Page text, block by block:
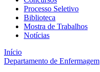
Processo Seletivo
Biblioteca
Mostra de Trabalhos
Notícias
Início
Departamento de Enfermagem